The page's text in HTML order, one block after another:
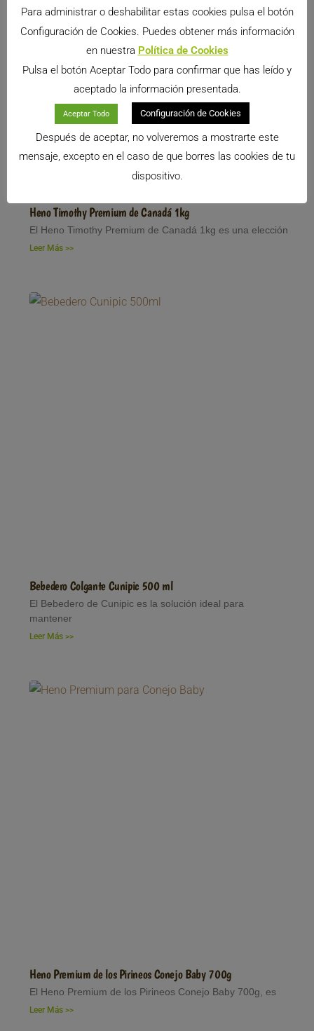
Heno Timothy Premium de Canadá 1kg
El Heno Timothy Premium de Canadá 1kg es una elección
Leer Más >>
Bebedero Colgante Cunipic 500 ml
El Bebedero de Cunipic es la solución ideal para
mantener
Leer Más >>
Heno Premium de los Pirineos Conejo Baby 700g
El Heno Premium de los Pirineos Conejo Baby 700g, es
Leer Más >>
Para administrar o deshabilitar estas cookies pulsa el botón
Configuración de Cookies. Puedes obtener más información
en nuestra Política de Cookies
Pulsa el botón Aceptar Todo para confirmar que has leído y
aceptado la información presentada.
Aceptar Todo Configuración de Cookies
Después de aceptar, no volveremos a mostrarte este
mensaje, excepto en el caso de que borres las cookies de tu
dispositivo.